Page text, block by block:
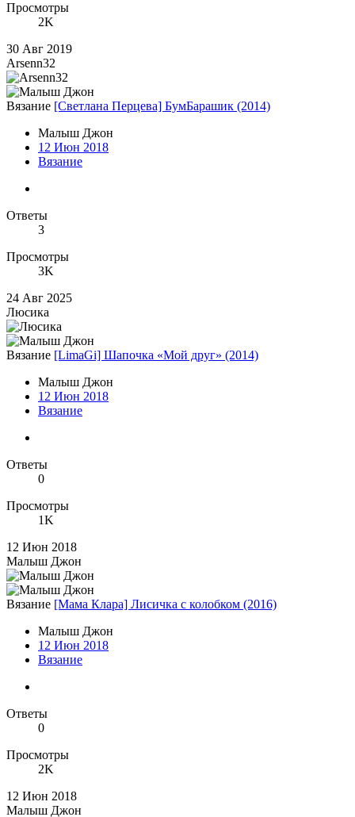
Просмотры
2K
30 Авг 2019
Arsenn32
Вязание [Светлана Перцева] БумБарашик (2014)
Малыш Джон
12 Июн 2018
Вязание
Ответы
3
Просмотры
3K
24 Авг 2025
Люсика
Вязание [LimaGi] Шапочка «Мой друг» (2014)
Малыш Джон
12 Июн 2018
Вязание
Ответы
0
Просмотры
1K
12 Июн 2018
Малыш Джон
Вязание [Мама Клара] Лисичка с колобком (2016)
Малыш Джон
12 Июн 2018
Вязание
Ответы
0
Просмотры
2K
12 Июн 2018
Малыш Джон